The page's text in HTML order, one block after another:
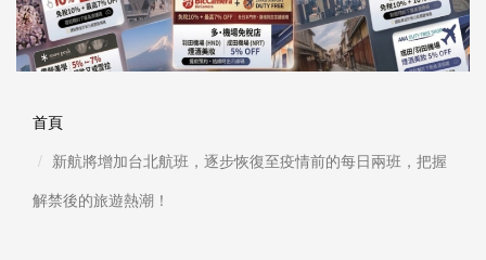
首頁
新航將增加台北航班，逐步恢復至疫情前的每日兩班，把握
解禁後的旅遊熱潮！